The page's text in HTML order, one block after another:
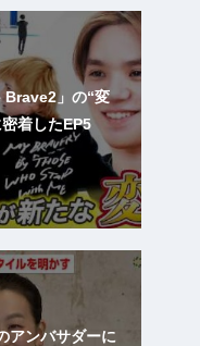
Brave2」の“変
密着したEP5
ンバサダーに